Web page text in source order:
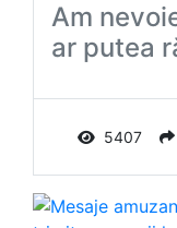
Am
ar putea
5407